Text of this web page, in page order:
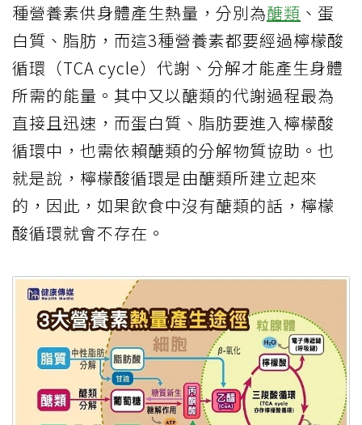
種營養素供身體產生熱量，分別為醣類 、蛋
白質、脂肪，而這3種營養素都要經過檸檬酸
循環（TCA cycle）代謝、分解才能產生身體
所需的能量。其中又以醣類的代謝過程最為
直接且迅速，而蛋白質、脂肪要進入檸檬酸
循環中，也需依賴醣類的分解物質協助。也
就是說，檸檬酸循環是由醣類所建立起來
的，因此，如果飲食中沒有醣類的話，檸檬
酸循環就會不存在。